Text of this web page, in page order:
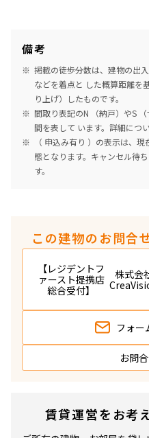
備考
掲載の徒歩分数は、建物の出
などを着点と した概算距離を
り上げ）したものです。
間取り表記のN （納戸）やS
間を表して います。詳細につ
（ 申込み有り ）の表示は、
態となります。キャンセル待
す。
この建物のお問合
【レジデントフ
ァースト提携店
総合受付】
株式会
フォー
お問
賃貸運営をお考